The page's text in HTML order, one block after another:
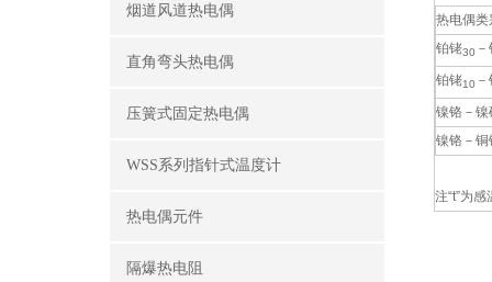
烟道风道热电偶
直角弯头热电偶
压簧式固定热电偶
WSS系列指针式温度计
热电偶元件
隔爆热电阻
热电偶类
铂铑30
铂铑10
镍铬－镍
镍铬－铜
注“t”为